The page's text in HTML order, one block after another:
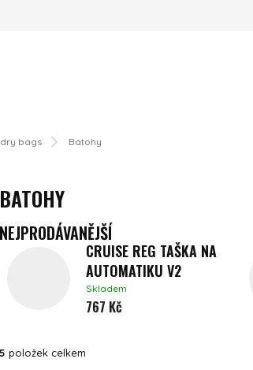
bags Batohy
BATOHY
NEJPRODÁVANĚJŠÍ
CRUISE REG TAŠKA NA
AUTOMATIKU V2
Skladem
767 Kč
5 položek celkem